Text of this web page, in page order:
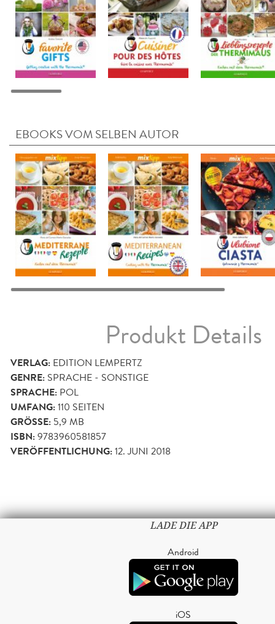
EBOOKS VOM SELBEN AUTOR
Produkt Details
VERLAG: EDITION LEMPERTZ
GENRE: SPRACHE - SONSTIGE
SPRACHE: POL
UMFANG:110 SEITEN
GRÖSSE: 5,9 MB
ISBN:9783960581857
VERÖFFENTLICHUNG:12. JUNI 2018
LADE DIE APP
Android
iOS